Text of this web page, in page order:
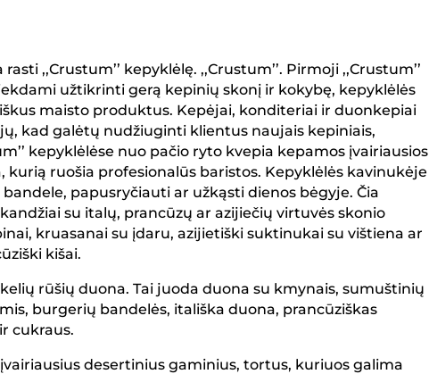
,,Crustum’’ kepyklėlę. ,,Crustum’’. Pirmoji ,,Crustum’’
užtikrinti gerą kepinių skonį ir kokybę, kepyklėlės
maisto produktus. Kepėjai, konditeriai ir duonkepiai
kad galėtų nudžiuginti klientus naujais kepiniais,
kepyklėlėse nuo pačio ryto kvepia kepamos įvairiausios
kurią ruošia profesionalūs baristos. Kepyklėlės kavinukėje
papusryčiauti ar užkąsti dienos bėgyje. Čia
su italų, prancūzų ar azijiečių virtuvės skonio
kruasanai su įdaru, azijietiški suktinukai su vištiena ar
kišai.
rūšių duona. Tai juoda duona su kmynais, sumuštinių
burgerių bandelės, itališka duona, prancūziškas
cukraus.
desertinius gaminius, tortus, kuriuos galima